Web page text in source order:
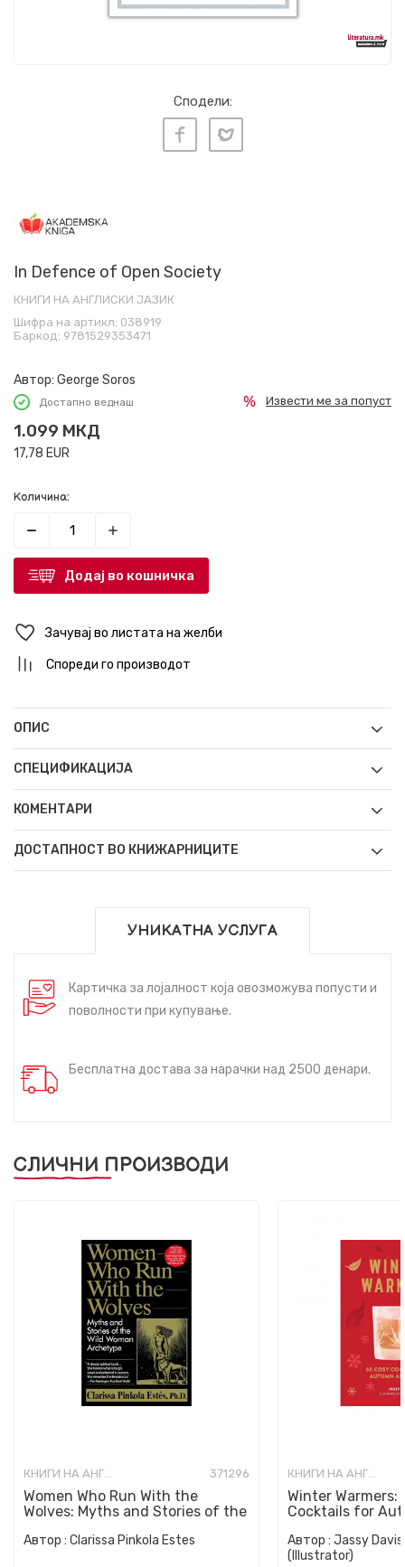
Сподели:
In Defence of Open Society
КНИГИ НА АНГЛИСКИ ЈАЗИК
Шифра на артикл: 038919
Баркод: 9781529353471
Автор: George Soros
Достапно веднаш
1.099 МКД
17,78 EUR
Извести ме за попуст
Количина:
Додај во кошничка
Зачувај во листата на желби
Спореди го производот
ОПИС
СПЕЦИФИКАЦИЈА
КОМЕНТАРИ
ДОСТАПНОСТ ВО КНИЖАРНИЦИТЕ
УНИКАТНА УСЛУГА
Картичка за лојалност која овозможува попусти и
поволности при купување.
Бесплатна достава за нарачки над 2500 денари.
СЛИЧНИ ПРОИЗВОДИ
КНИГИ НА АНГЛИСКИ ЈАЗИК 371296
Women Who Run With the
Wolves: Myths and Stories of the
Автор : Clarissa Pinkola Estes
КНИГИ НА АНГЛИСКИ ЈАЗИК
Winter Warmers:
Cocktails for
Автор : Jassy
(Illustrator)